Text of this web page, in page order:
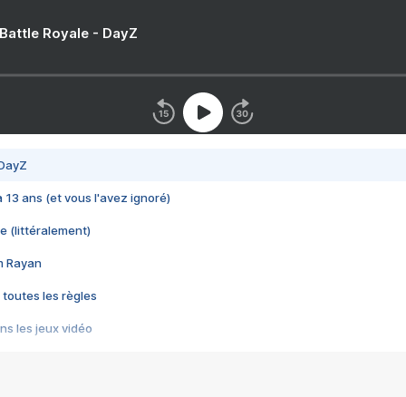
Royale - DayZ
13 ans (et vous l'avez ignoré)
(littéralement)
Rayan
toutes les règles
les jeux vidéo